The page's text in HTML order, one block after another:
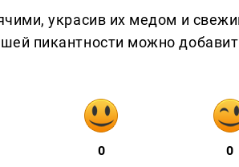
украсив их медом и
пикантности можно
0 0